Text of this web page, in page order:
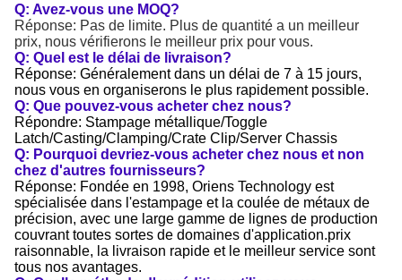
Q: Avez-vous une MOQ?
Réponse: Pas de limite. Plus de quantité a un meilleur
prix, nous vérifierons le meilleur prix pour vous.
Q: Quel est le délai de livraison?
Réponse: Généralement dans un délai de 7 à 15 jours,
nous vous en organiserons le plus rapidement possible.
Q: Que pouvez-vous acheter chez nous?
Répondre: Stampage métallique/Toggle
Latch/Casting/Clamping/Crate Clip/Server Chassis
Q: Pourquoi devriez-vous acheter chez nous et non
chez d'autres fournisseurs?
Réponse: Fondée en 1998, Oriens Technology est
spécialisée dans l'estampage et la coulée de métaux de
précision, avec une large gamme de lignes de production
couvrant toutes sortes de domaines d'application.prix
raisonnable, la livraison rapide et le meilleur service sont
tous nos avantages.